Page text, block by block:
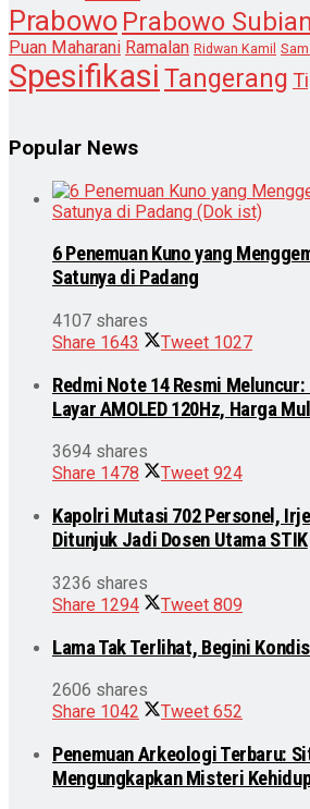
Prabowo Prabowo
Puan Maharani Ramalan Ridwan Kamil
Spesifikasi Tangerang
Popular News
6 Penemuan Kuno yang
Satunya di Padang
4107 shares
Share 1643 Tweet 1027
Redmi Note 14 Resmi Meluncur:
Layar AMOLED 120Hz, Harga
3694 shares
Share 1478 Tweet 924
Kapolri Mutasi 702 Personel,
Ditunjuk Jadi Dosen Utama STIK
3236 shares
Share 1294 Tweet 809
Lama Tak Terlihat, Begini
2606 shares
Share 1042 Tweet 652
Penemuan Arkeologi Terbaru:
Mengungkapkan Misteri